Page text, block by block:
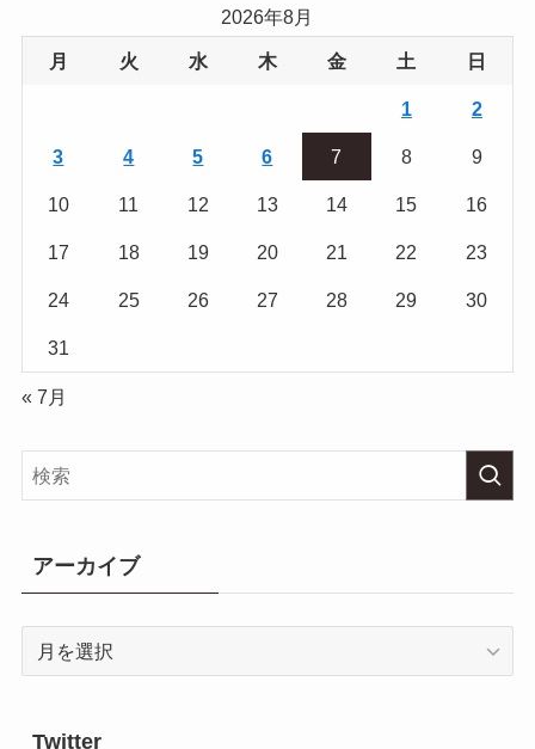
2026年8月
月 火 水 木 金 土 日
1 2
3 4 5 6 7 8 9
10 11 12 13 14 15 16
17 18 19 20 21 22 23
24 25 26 27 28 29 30
31
« 7月
アーカイブ
Twitter